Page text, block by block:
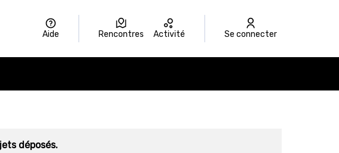
Aide Rencontres Activité Se connecter
déposés.